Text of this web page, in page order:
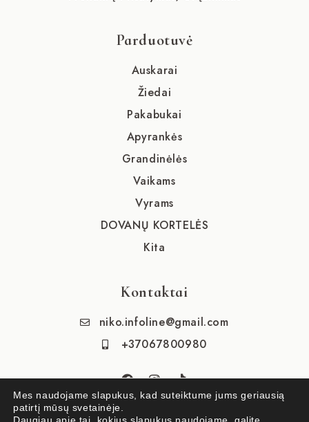
Parduotuvė
Auskarai
Žiedai
Pakabukai
Apyrankės
Grandinėlės
Vaikams
Vyrams
DOVANŲ KORTELĖS
Kita
Kontaktai
niko.infoline@gmail.com
+37067800980
Mes naudojame slapukus, kad suteiktume jums geriausią
patirtį mūsų svetainėje.